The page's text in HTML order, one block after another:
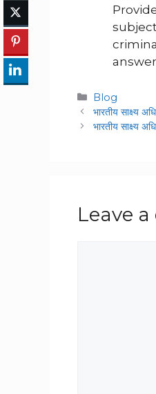
Categories
Blog
भारतीय साक्ष्य
भारतीय साक्ष्य
Leave